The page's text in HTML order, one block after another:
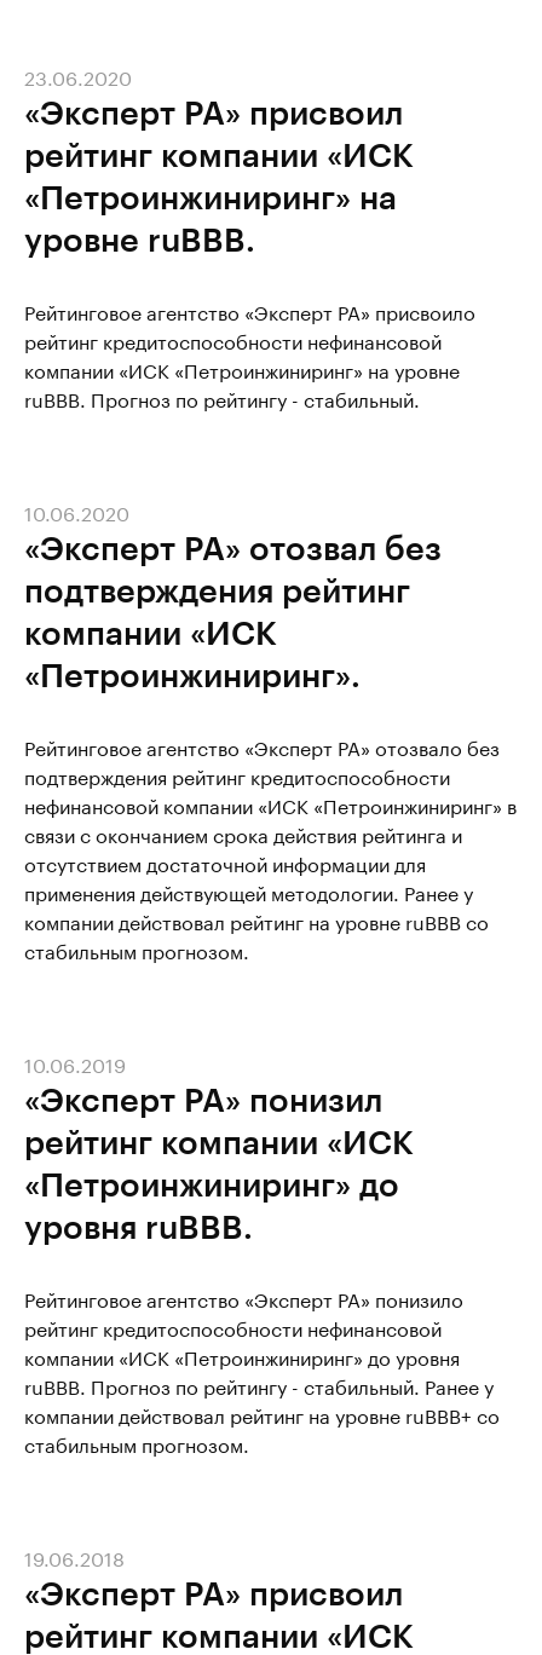
«Эксперт РА» присвоил
рейтинг компании «ИСК
«Петроинжиниринг» на
уровне ruBBB.
23.06.2020
Рейтинговое агентство «Эксперт РА» присвоило
рейтинг кредитоспособности нефинансовой
компании «ИСК «Петроинжиниринг» на уровне
ruBBB. Прогноз по рейтингу - стабильный.
«Эксперт РА» отозвал без
подтверждения рейтинг
компании «ИСК
«Петроинжиниринг».
10.06.2020
Рейтинговое агентство «Эксперт РА» отозвало без
подтверждения рейтинг кредитоспособности
нефинансовой компании «ИСК «Петроинжиниринг» в
связи с окончанием срока действия рейтинга и
отсутствием достаточной информации для
применения действующей методологии. Ранее у
компании действовал рейтинг на уровне ruBBB со
стабильным прогнозом.
«Эксперт РА» понизил
рейтинг компании «ИСК
«Петроинжиниринг» до
уровня ruBBB.
10.06.2019
Рейтинговое агентство «Эксперт РА» понизило
рейтинг кредитоспособности нефинансовой
компании «ИСК «Петроинжиниринг» до уровня
ruBBB. Прогноз по рейтингу - стабильный. Ранее у
компании действовал рейтинг на уровне ruBBB+ со
стабильным прогнозом.
«Эксперт РА» присвоил
рейтинг компании «ИСК
19.06.2018